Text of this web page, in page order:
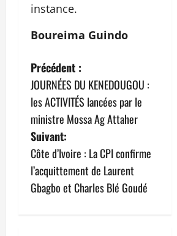
instance.
Boureima Guindo
N
a
v
i
g
a
Précédent :
JOURNÉES DU KENEDOUGOU :
les ACTIVITÉS lancées par le
ministre Mossa Ag Attaher
Suivant:
Côte d’Ivoire : La CPI confirme
l’acquittement de Laurent
Gbagbo et Charles Blé Goudé